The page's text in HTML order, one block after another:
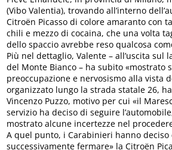
(Vibo Valentia), trovando all’interno
Citroën Picasso di colore amaranto con
chili e mezzo di cocaina, che una volta
dello spaccio avrebbe reso qualcosa
Più nel dettaglio, Valente – all’uscita sul
del Monte Bianco – ha subito «mostrato
preoccupazione e nervosismo alla vista
organizzato lungo la strada statale 26,
Vincenzo Puzzo, motivo per cui «il
servizio ha deciso di seguire
mostrato alcune incertezze nel
A quel punto, i Carabinieri hanno
successivamente fermare» la Citroën